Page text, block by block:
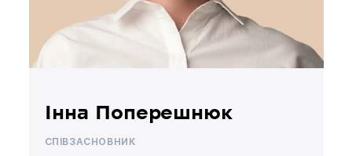
Інна Поперешнюк
СПІВЗАСНОВНИК